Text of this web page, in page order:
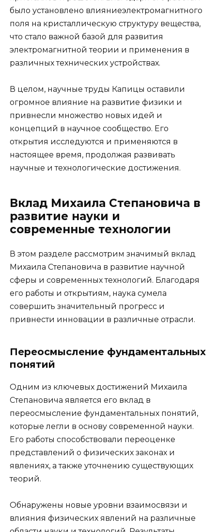
было установлено влияниеэлектромагнитного
поля на кристаллическую структуру вещества,
что стало важной базой для развития
электромагнитной теории и применения в
различных технических устройствах.
В целом, научные труды Капицы оставили
огромное влияние на развитие физики и
привнесли множество новых идей и
концепций в научное сообщество. Его
открытия исследуются и применяются в
настоящее время, продолжая развивать
научные и технологические достижения.
Вклад Михаила Степановича в
развитие науки и
современные технологии
В этом разделе рассмотрим значимый вклад
Михаила Степановича в развитие научной
сферы и современных технологий. Благодаря
его работы и открытиям, наука сумела
совершить значительный прогресс и
привнести инновации в различные отрасли.
Переосмысление фундаментальных
понятий
Одним из ключевых достижений Михаила
Степановича является его вклад в
переосмысление фундаментальных понятий,
которые легли в основу современной науки.
Его работы способствовали переоценке
представлений о физических законах и
явлениях, а также уточнению существующих
теорий.
Обнаружены новые уровни взаимосвязи и
влияния физических явлений на различные